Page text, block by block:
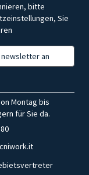
bitte
Sie
an
Montag bis
für Sie da.